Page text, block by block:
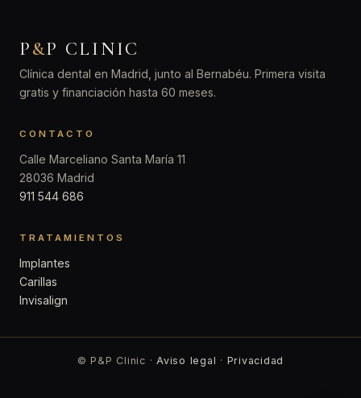
P&P CLINIC
Clínica dental en Madrid, junto al Bernabéu. Primera visita
gratis y financiación hasta 60 meses.
CONTACTO
Calle Marceliano Santa María 11
28036 Madrid
911 544 686
TRATAMIENTOS
Implantes
Carillas
Invisalign
© P&P Clinic ·Aviso legal · Privacidad